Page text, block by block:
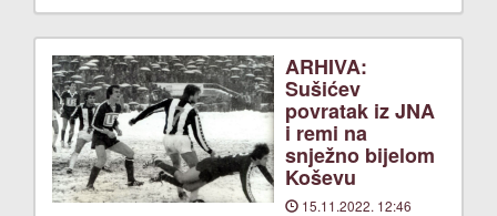
ARHIVA:
Sušićev
povratak iz JNA
i remi na
snježno bijelom
Koševu
15.11.2022. 12:46